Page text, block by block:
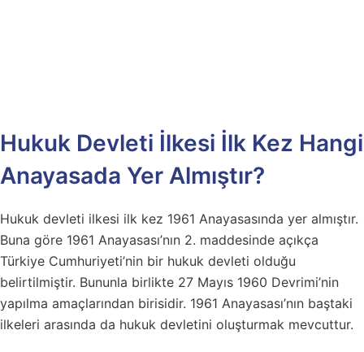
Hukuk Devleti İlkesi İlk Kez Hangi
Anayasada Yer Almıştır?
Hukuk devleti ilkesi ilk kez 1961 Anayasasında yer almıştır.
Buna göre 1961 Anayasası’nın 2. maddesinde açıkça
Türkiye Cumhuriyeti’nin bir hukuk devleti olduğu
belirtilmiştir. Bununla birlikte 27 Mayıs 1960 Devrimi’nin
yapılma amaçlarından birisidir. 1961 Anayasası’nın baştaki
ilkeleri arasında da hukuk devletini oluşturmak mevcuttur.